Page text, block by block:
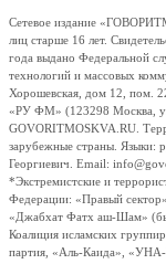
Сетевое издание
лиц старше 16 лет.
года выдано Федеральной
технологий и массовых
Хорошевская, дом 12, пом.
«РУ ФМ» (123298 Москва,
GOVORITMOSKVA.RU.
зарубежные страны. Языки:
Георгиевич. Email:
*Экстремистские и
Федерации: «Правый
«Джабхат Фатх аш-Шам»
Коалиция исламских
партия, «Аль-Каида»,